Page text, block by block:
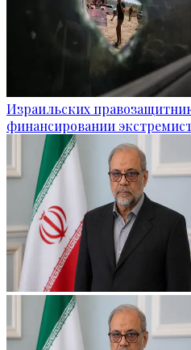
Израильских
финансировании